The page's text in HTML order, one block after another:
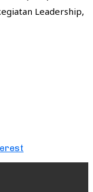
Leadership,